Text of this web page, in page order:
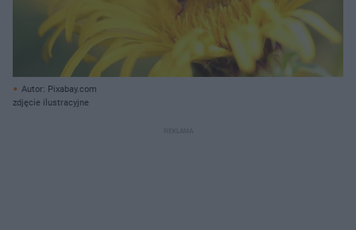
Autor: Pixabay.com
zdjęcie ilustracyjne